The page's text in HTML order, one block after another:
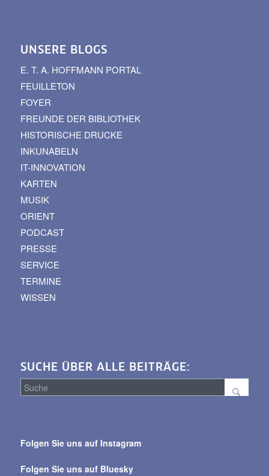
UNSERE BLOGS
E. T. A. HOFFMANN PORTAL
FEUILLETON
FOYER
FREUNDE DER BIBLIOTHEK
HISTORISCHE DRUCKE
INKUNABELN
IT-INNOVATION
KARTEN
MUSIK
ORIENT
PODCAST
PRESSE
SERVICE
TERMINE
WISSEN
SUCHE ÜBER ALLE BEITRÄGE:
alle
Folgen Sie uns auf Instagram
Folgen Sie uns auf Bluesky